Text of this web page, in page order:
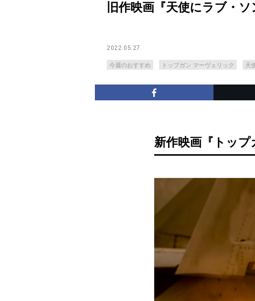
旧作映画『天使にラブ・ソ
2022.05.27
今週のおすすめ トップガン マーヴェリック 天
新作映画『トップ